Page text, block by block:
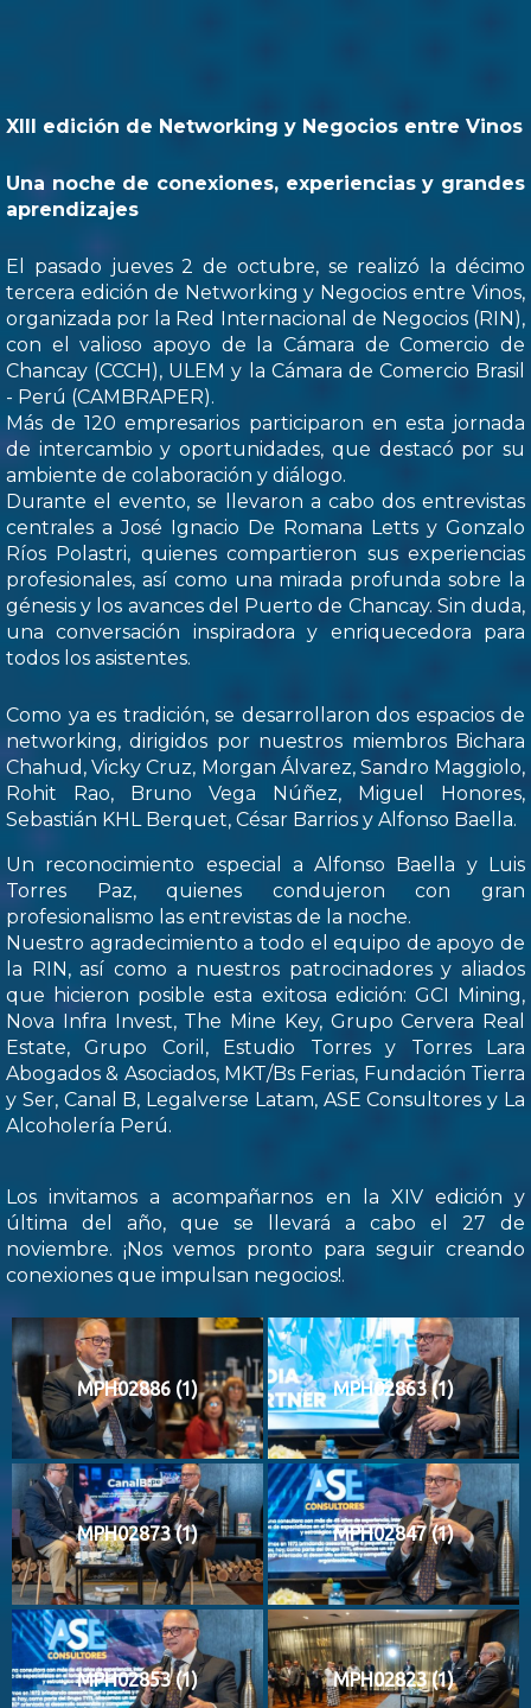
XIII edición de Networking y Negocios entre Vinos
Una noche de conexiones, experiencias y grandes
aprendizajes
El pasado jueves 2 de octubre, se realizó la décimo
tercera edición de Networking y Negocios entre Vinos,
organizada por la Red Internacional de Negocios (RIN),
con el valioso apoyo de la Cámara de Comercio de
Chancay (CCCH), ULEM y la Cámara de Comercio Brasil
- Perú (CAMBRAPER).
Más de 120 empresarios participaron en esta jornada
de intercambio y oportunidades, que destacó por su
ambiente de colaboración y diálogo.
Durante el evento, se llevaron a cabo dos entrevistas
centrales a José Ignacio De Romana Letts y Gonzalo
Ríos Polastri, quienes compartieron sus experiencias
profesionales, así como una mirada profunda sobre la
génesis y los avances del Puerto de Chancay. Sin duda,
una conversación inspiradora y enriquecedora para
todos los asistentes.
Como ya es tradición, se desarrollaron dos espacios de
networking, dirigidos por nuestros miembros Bichara
Chahud, Vicky Cruz, Morgan Álvarez, Sandro Maggiolo,
Rohit Rao, Bruno Vega Núñez, Miguel Honores,
Sebastián KHL Berquet, César Barrios y Alfonso Baella.
Un reconocimiento especial a Alfonso Baella y Luis
Torres Paz, quienes condujeron con gran
profesionalismo las entrevistas de la noche.
Nuestro agradecimiento a todo el equipo de apoyo de
la RIN, así como a nuestros patrocinadores y aliados
que hicieron posible esta exitosa edición: GCI Mining,
Nova Infra Invest, The Mine Key, Grupo Cervera Real
Estate, Grupo Coril, Estudio Torres y Torres Lara
Abogados & Asociados, MKT/Bs Ferias, Fundación Tierra
y Ser, Canal B, Legalverse Latam, ASE Consultores y La
Alcoholería Perú.
Los invitamos a acompañarnos en la XIV edición y
última del año, que se llevará a cabo el 27 de
noviembre. ¡Nos vemos pronto para seguir creando
conexiones que impulsan negocios!.
MPH02886 (1) MPH02863 (1)
MPH02873 (1) MPH02847 (1)
MPH02853 (1) MPH02823 (1)